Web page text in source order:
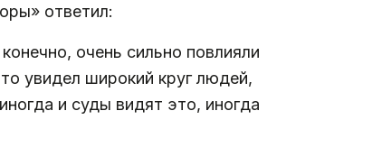
ответил:
очень сильно повлияли
увидел широкий круг людей,
и суды видят это, иногда